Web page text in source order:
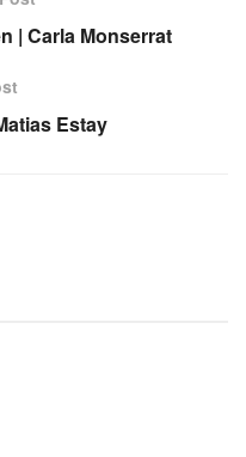
| Carla Monserrat
Estay